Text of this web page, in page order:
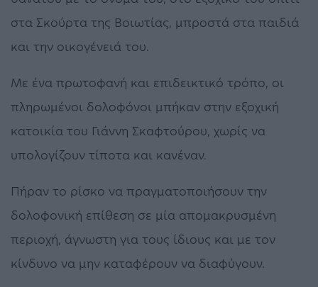
στα Σκούρτα της Βοιωτίας, μπροστά στα παιδιά
και την οικογένειά του.
Με ένα πρωτοφανή και επιδεικτικό τρόπο, οι
πληρωμένοι δολοφόνοι μπήκαν στην εξοχική
κατοικία του Γιάννη Σκαφτούρου, χωρίς να
υπολογίζουν τίποτα και κανέναν.
Πήραν το ρίσκο να πραγματοποιήσουν την
δολοφονική επίθεση σε μία απομακρυσμένη
περιοχή, άγνωστη για τους ίδιους και με τον
κίνδυνο να μην καταφέρουν να διαφύγουν.